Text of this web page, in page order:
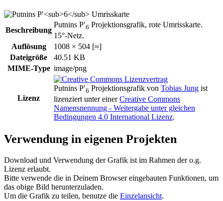
Beschreibung
Putnins P′6 Projektionsgrafik, rote Umrisskarte.
15°-Netz.
Auflösung
1008 × 504 [≈]
Dateigröße
40.51 KB
MIME-Type image/png
Lizenz
Putnins P′6 Projektionsgrafik von Tobias Jung ist
lizenziert unter einerCreative Commons
Namensnennung - Weitergabe unter gleichen
Bedingungen 4.0 International Lizenz.
Verwendung in eigenen Projekten
Download und Verwendung der Grafik ist im Rahmen der o.g.
Lizenz erlaubt.
Bitte verwende die in Deinem Browser eingebauten Funktionen, um
das obige Bild herunterzuladen.
Um die Grafik zu teilen, benutze die Einzelansicht.